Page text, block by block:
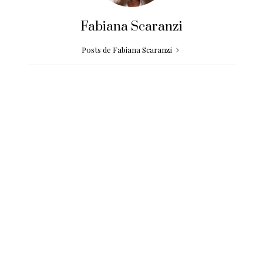
Fabiana Scaranzi
Posts de Fabiana Scaranzi